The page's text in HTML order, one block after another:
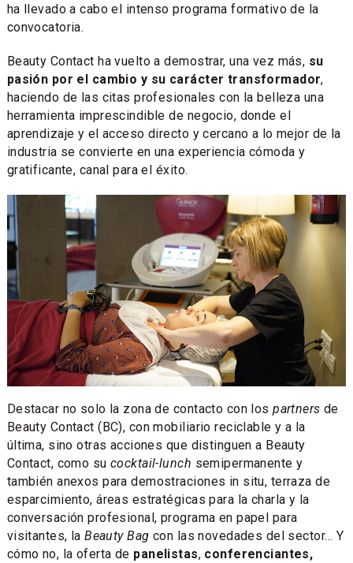
ha llevado a cabo el intenso programa formativo de la
convocatoria.
Beauty Contact ha vuelto a demostrar, una vez más, su
pasión por el cambio y su carácter transformador,
haciendo de las citas profesionales con la belleza una
herramienta imprescindible de negocio, donde el
aprendizaje y el acceso directo y cercano a lo mejor de la
industria se convierte en una experiencia cómoda y
gratificante, canal para el éxito.
Destacar no solo la zona de contacto con lospartners de
Beauty Contact (BC), con mobiliario reciclable y a la
última, sino otras acciones que distinguen a Beauty
Contact, como sucocktail-lunch semipermanente y
también anexos para demostraciones in situ, terraza de
esparcimiento, áreas estratégicas para la charla y la
conversación profesional, programa en papel para
visitantes, laBeauty Bag con las novedades del sector... Y
cómo no, la oferta de panelistas, conferenciantes,